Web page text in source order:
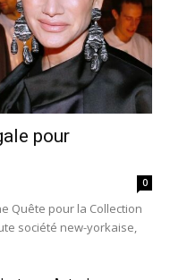
pour
0
Quête pour la Collection
société new-yorkaise,